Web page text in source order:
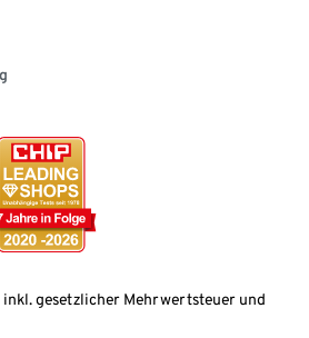
inkl. gesetzlicher Mehrwertsteuer und